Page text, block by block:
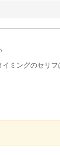
ミングのセリ